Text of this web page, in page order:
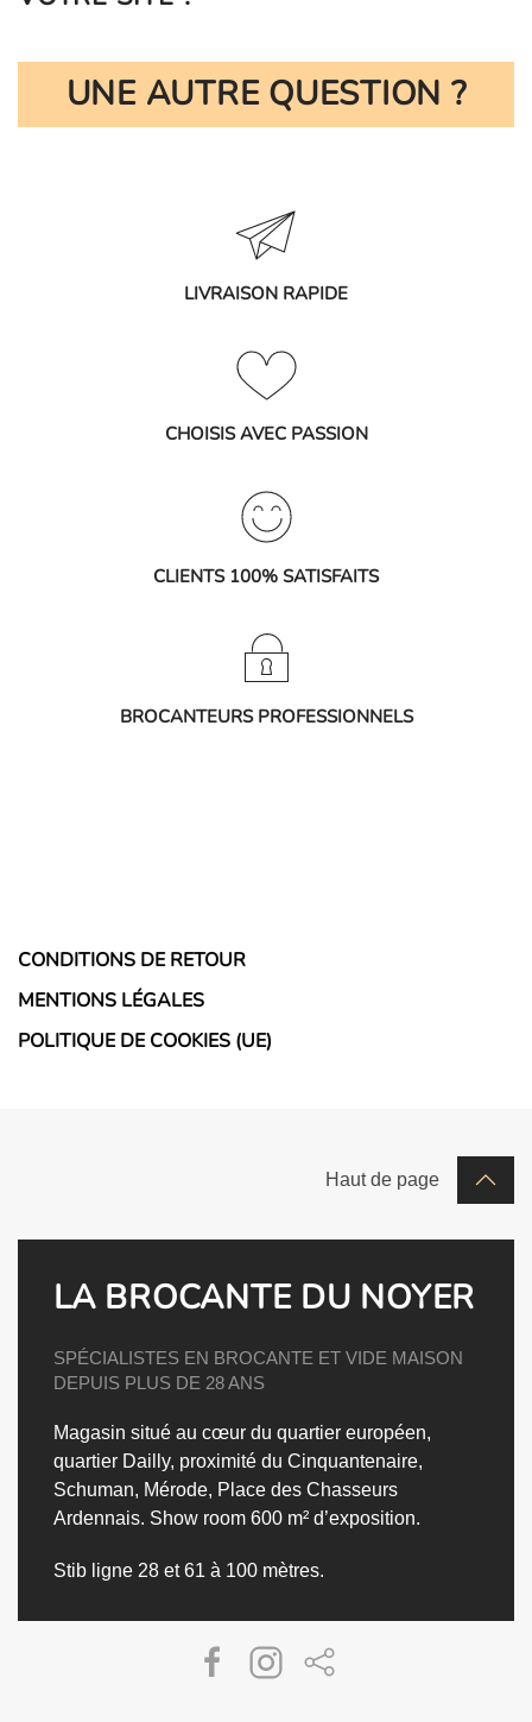
UNE AUTRE QUESTION ?
LIVRAISON RAPIDE
CHOISIS AVEC PASSION
CLIENTS 100% SATISFAITS
BROCANTEURS PROFESSIONNELS
CONDITIONS DE RETOUR
MENTIONS LÉGALES
POLITIQUE DE COOKIES (UE)
Haut de page
LA BROCANTE DU NOYER
SPÉCIALISTES EN BROCANTE ET VIDE MAISON
DEPUIS PLUS DE 28 ANS
Magasin situé au cœur du quartier européen,
quartier Dailly, proximité du Cinquantenaire,
Schuman, Mérode, Place des Chasseurs
Ardennais. Show room 600 m² d’exposition.
Stib ligne 28 et 61 à 100 mètres.